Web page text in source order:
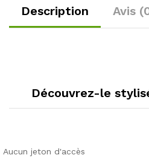
Description Avis
Découvrez-le
Aucun jeton d'accès